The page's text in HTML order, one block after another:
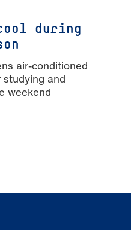
during
air-conditioned
and
weekend